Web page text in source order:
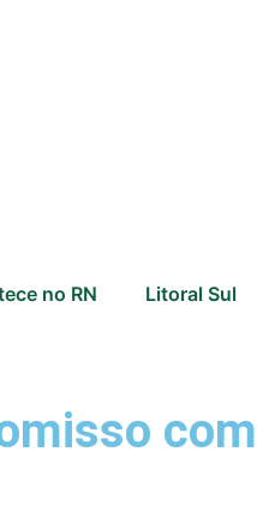
no RN Litoral Sul